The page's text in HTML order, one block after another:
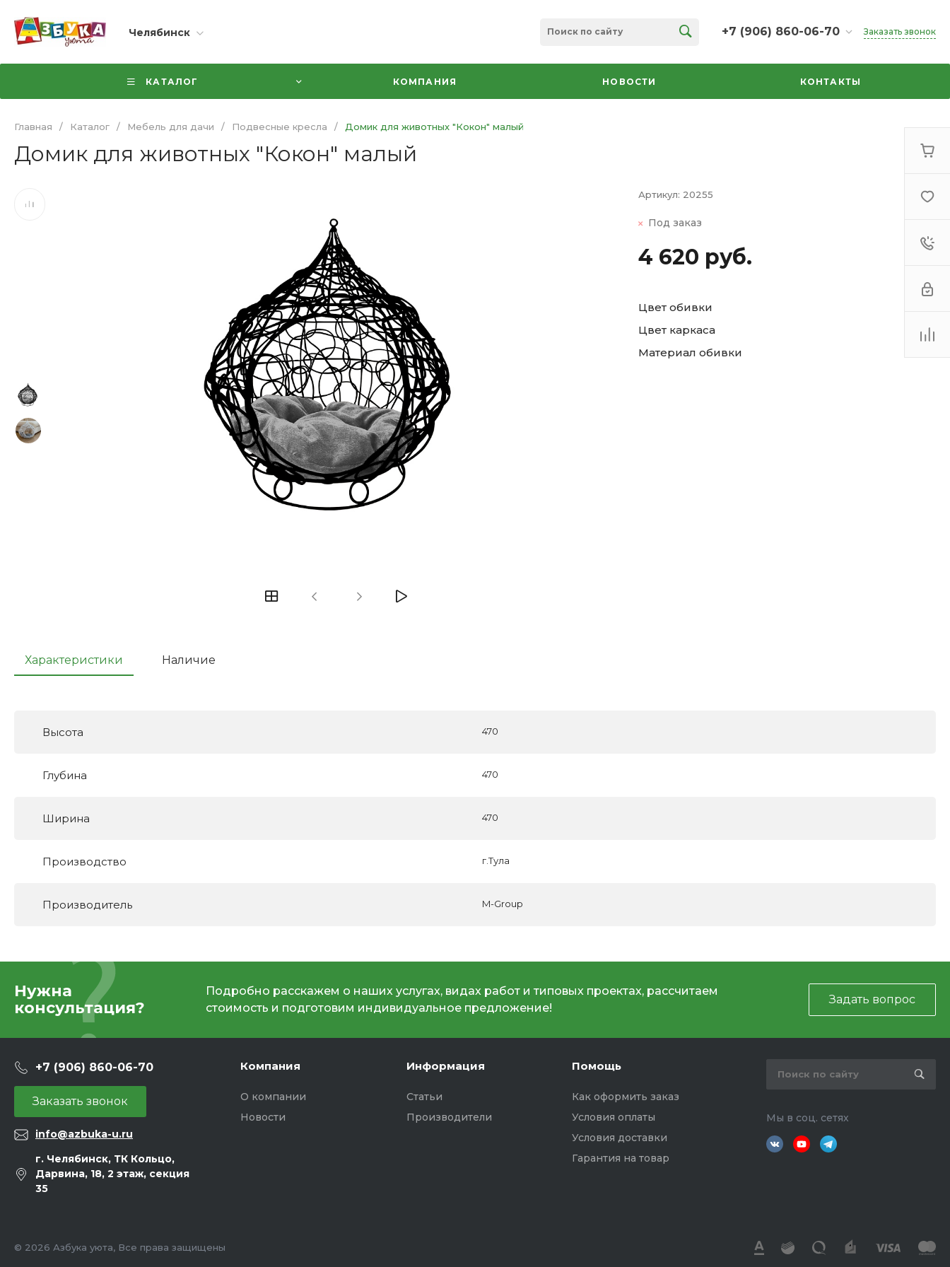
Челябинск +7 (906) 860-06-70
+7 (906) 860-06-70
г. Челябинск, ТК Кольцо,
секция 35
Заказать звонок
КАТАЛОГ КОМПАНИЯ НОВОСТИ КОНТАКТЫ
Главная / Каталог / Мебель для дачи / Подвесные кресла / Домик для животных "Кокон" малый
Домик для животных "Кокон" малый
Артикул: 20255
Под заказ
4 620 руб.
Цвет обивки
Цвет каркаса
Материал обивки
Характеристики Наличие
Высота 470
Глубина 470
Ширина 470
Производство г.Тула
Производитель M-Group
Нужна
консультация?
Подробно расскажем о наших услугах, видах работ и типовых проектах, рассчитаем
стоимость и подготовим индивидуальное предложение!
Задать вопрос
+7 (906) 860-06-70
Заказать звонок
info@azbuka-u.ru
г. Челябинск, ТК Кольцо,
Дарвина, 18, 2 этаж, секция
35
Компания
О компании
Новости
Информация
Статьи
Производители
Помощь
Как оформить заказ
Условия оплаты
Условия доставки
Гарантия на товар
Мы в соц. сетях
© 2026 Азбука уюта, Все права защищены